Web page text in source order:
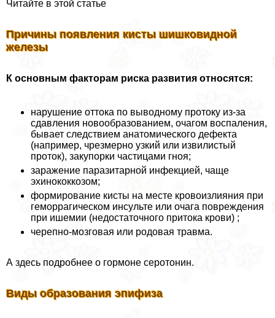
Читайте в этой статье
Причины появления кисты шишковидной
железы
К основным факторам риска развития относятся:
нарушение оттока по выводному протоку из-за
сдавления новообразованием, очагом воспаления,
бывает следствием анатомического дефекта
(например, чрезмерно узкий или извилистый
проток), закупорки частицами гноя;
заражение паразитарной инфекцией, чаще
эхинококкозом;
формирование кисты на месте кровоизлияния при
геморрагическом инсульте или очага повреждения
при ишемии (недостаточного притока крови) ;
черепно-мозговая или родовая травма.
А здесь подробнее о гормоне серотонин.
Виды образования эпифиза